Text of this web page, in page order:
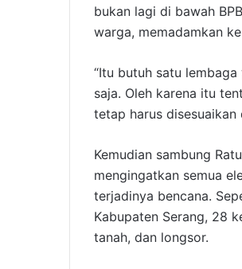
bukan lagi di bawah
warga, memadamkan
“Itu butuh satu
saja. Oleh karena itu
tetap harus disesuaikan
Kemudian sambung
mengingatkan semua
terjadinya bencana.
Kabupaten Serang, 28
tanah, dan longsor.